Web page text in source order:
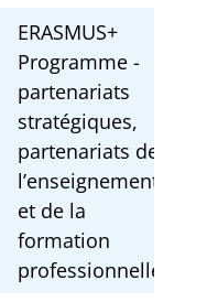
ERASMUS+
Programme -
partenariats
stratégiques,
partenariats de
l’enseignement
et de la
formation
professionnelle